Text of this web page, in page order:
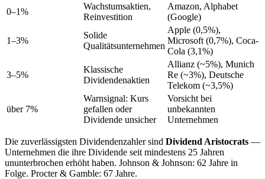
0–1%
Wachstumsaktien,
Reinvestition
Amazon, Alphabet
(Google)
1–3%
Solide
Qualitätsunternehmen
Apple (0,5%),
Microsoft (0,7%), Coca-
Cola (3,1%)
3–5%
Klassische
Dividendenaktien
Allianz (~5%), Munich
Re (~3%), Deutsche
Telekom (~3,5%)
über 7%
Warnsignal: Kurs
gefallen oder
Dividende unsicher
Vorsicht bei
unbekannten
Unternehmen
Die zuverlässigsten Dividendenzahler sind Dividend Aristocrats —
Unternehmen die ihre Dividende seit mindestens 25 Jahren
ununterbrochen erhöht haben. Johnson & Johnson: 62 Jahre in
Folge. Procter & Gamble: 67 Jahre.